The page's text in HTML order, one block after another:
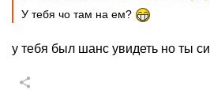
У тебя чо там на ем?
у тебя был шанс увидеть но ты